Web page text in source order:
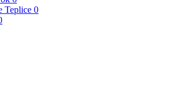
Teplice 0